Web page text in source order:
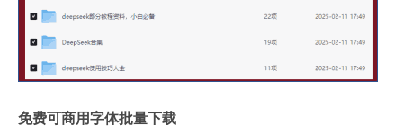
免费可商用字体批量下载